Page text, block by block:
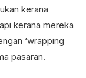
kerana
kerana mereka
‘wrapping
pasaran.